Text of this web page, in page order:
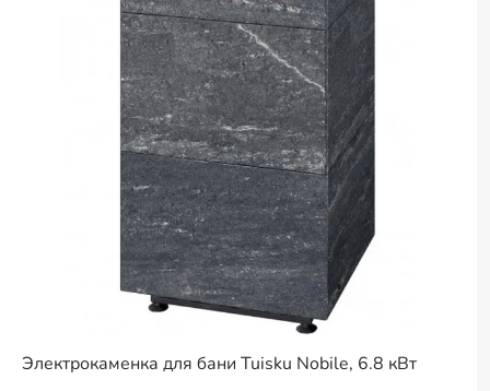
Электрокаменка для бани Tuisku Nobile, 6.8 кВт